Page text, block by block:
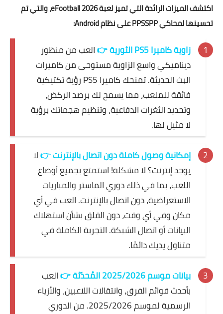
اكتشف الميزات الرائدة التي تميز لعبة eFootball 2026، والتي تم
تحسينها لمحاكي PPSSPP على نظام Android:
زاوية كاميرا PS5 الثورية 👉
العب من منظور
ديناميكي واسع الزاوية مستوحى من كاميرات
البث الحديثة. تمنحك كاميرا PS5 رؤية تكتيكية
فائقة للملعب، مما يسمح لك برصد الركض،
وتحديد الثغرات الدفاعية، وتنظيم هجماتك برؤية
لا مثيل لها.
إمكانية وصول كاملة دون اتصال بالإنترنت👉لا
يوجد إنترنت؟ لا مشكلة! استمتع بجميع أوضاع
اللعب، بما في ذلك دوري الماستر والمباريات
الاستعراضية، دون اتصال بالإنترنت. العب في أي
مكان وفي أي وقت، دون القلق بشأن استهلاك
البيانات أو اتصال الشبكة. التجربة الكاملة في
متناول يديك دائمًا.
بيانات موسم 2025/2026 المُحدّثة
👉العب
بأحدث قوائم الفرق، وانتقالات اللاعبين، والأزياء
الرسمية لموسم 2025/2026. من الدوري